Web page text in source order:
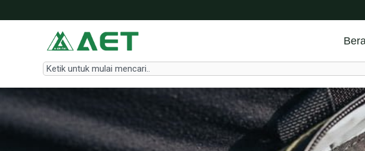
ke
Search